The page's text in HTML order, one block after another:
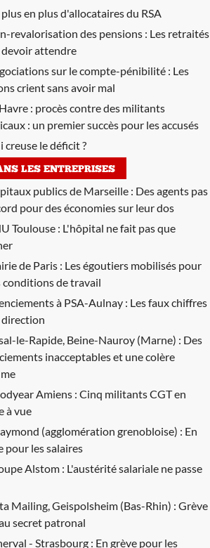
en plus d'allocataires du RSA
revalorisation des pensions : Les retraités
attendre
sur le compte-pénibilité : Les
crient sans avoir mal
: procès contre des militants
: un premier succès pour les accusés
creuse le déficit ?
LES ENTREPRISES
publics de Marseille : Des agents pas
pour des économies sur leur dos
Toulouse : L'hôpital ne fait pas que
de Paris : Les égoutiers mobilisés pour
conditions de travail
à PSA-Aulnay : Les faux chiffres
direction
le-Rapide, Beine-Nauroy (Marne) : Des
inacceptables et une colère
Amiens : Cinq militants CGT en
à vue
(agglomération grenobloise) : En
pour les salaires
Alstom : L'austérité salariale ne passe
Mailing, Geispolsheim (Bas-Rhin) : Grève
secret patronal
- Strasbourg : En grève pour les